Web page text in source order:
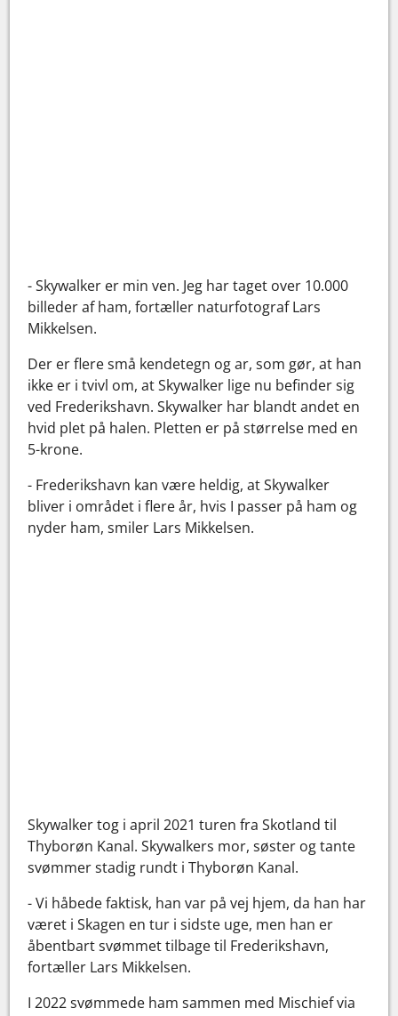
- Skywalker er min ven. Jeg har taget over 10.000
billeder af ham, fortæller naturfotograf Lars
Mikkelsen.
Der er flere små kendetegn og ar, som gør, at han
ikke er i tvivl om, at Skywalker lige nu befinder sig
ved Frederikshavn. Skywalker har blandt andet en
hvid plet på halen. Pletten er på størrelse med en
5-krone.
- Frederikshavn kan være heldig, at Skywalker
bliver i området i flere år, hvis I passer på ham og
nyder ham, smiler Lars Mikkelsen.
Skywalker tog i april 2021 turen fra Skotland til
Thyborøn Kanal. Skywalkers mor, søster og tante
svømmer stadig rundt i Thyborøn Kanal.
- Vi håbede faktisk, han var på vej hjem, da han har
været i Skagen en tur i sidste uge, men han er
åbentbart svømmet tilbage til Frederikshavn,
fortæller Lars Mikkelsen.
I 2022 svømmede ham sammen med Mischief via